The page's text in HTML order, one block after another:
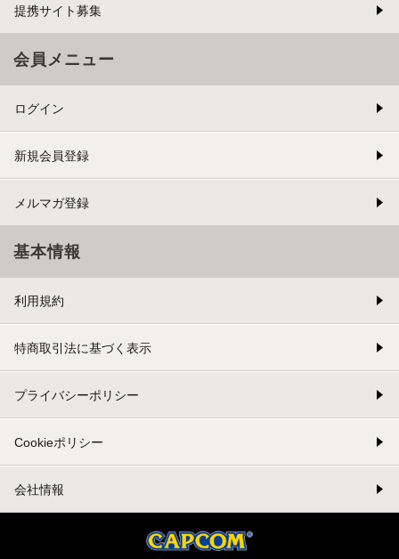
提携サイト募集
会員メニュー
ログイン
新規会員登録
メルマガ登録
基本情報
利用規約
特商取引法に基づく表示
プライバシーポリシー
Cookieポリシー
会社情報